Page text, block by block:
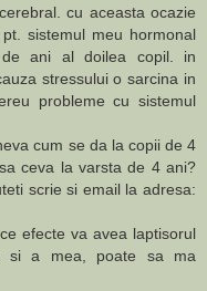
cu aceasta ocazie
sistemul meu hormonal
ani al doilea copil. in
stressului o sarcina in
probleme cu sistemul
cum se da la copii de 4
ceva la varsta de 4 ani?
scrie si email la adresa:
efecte va avea laptisorul
si a mea, poate sa ma